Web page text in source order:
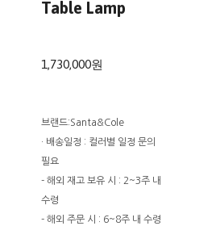
Table Lamp
1,730,000원
브랜드:Santa&Cole
· 배송일정 : 컬러별 일정 문의
필요
- 해외 재고 보유 시 : 2~3주 내
수령
- 해외 주문 시 : 6~8주 내 수령